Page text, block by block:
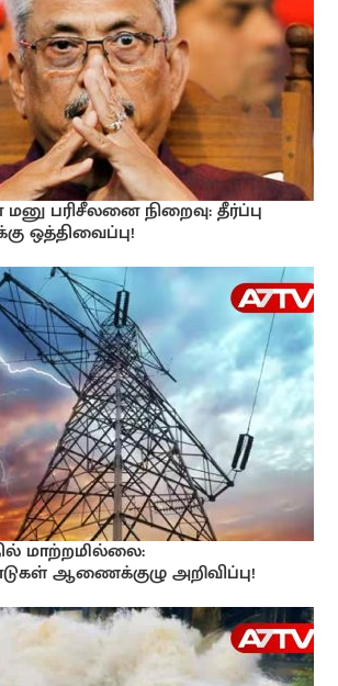
பரிசீலனை நிறைவு: தீர்ப்பு
ஒத்திவைப்பு!
மாற்றமில்லை:
ஆணைக்குழு அறிவிப்பு!